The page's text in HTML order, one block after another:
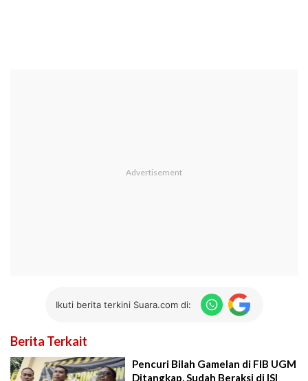
Ikuti berita terkini Suara.com di:
Berita Terkait
Pencuri Bilah Gamelan di FIB UGM
Ditangkap, Sudah Beraksi di ISI